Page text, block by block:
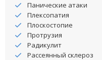
Панические атаки
Плексопатия
Плоскостопие
Протрузия
Радикулит
Рассеянный склероз